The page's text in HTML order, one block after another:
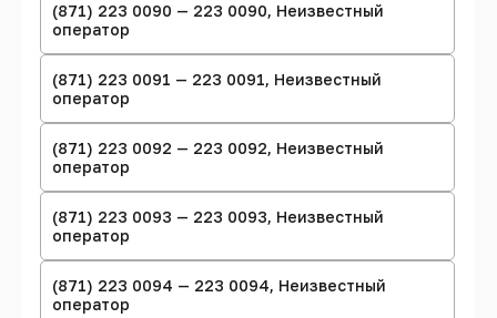
(871) 223 0090 — 223 0090, Неизвестный
оператор
(871) 223 0091 — 223 0091, Неизвестный
оператор
(871) 223 0092 — 223 0092, Неизвестный
оператор
(871) 223 0093 — 223 0093, Неизвестный
оператор
(871) 223 0094 — 223 0094, Неизвестный
оператор